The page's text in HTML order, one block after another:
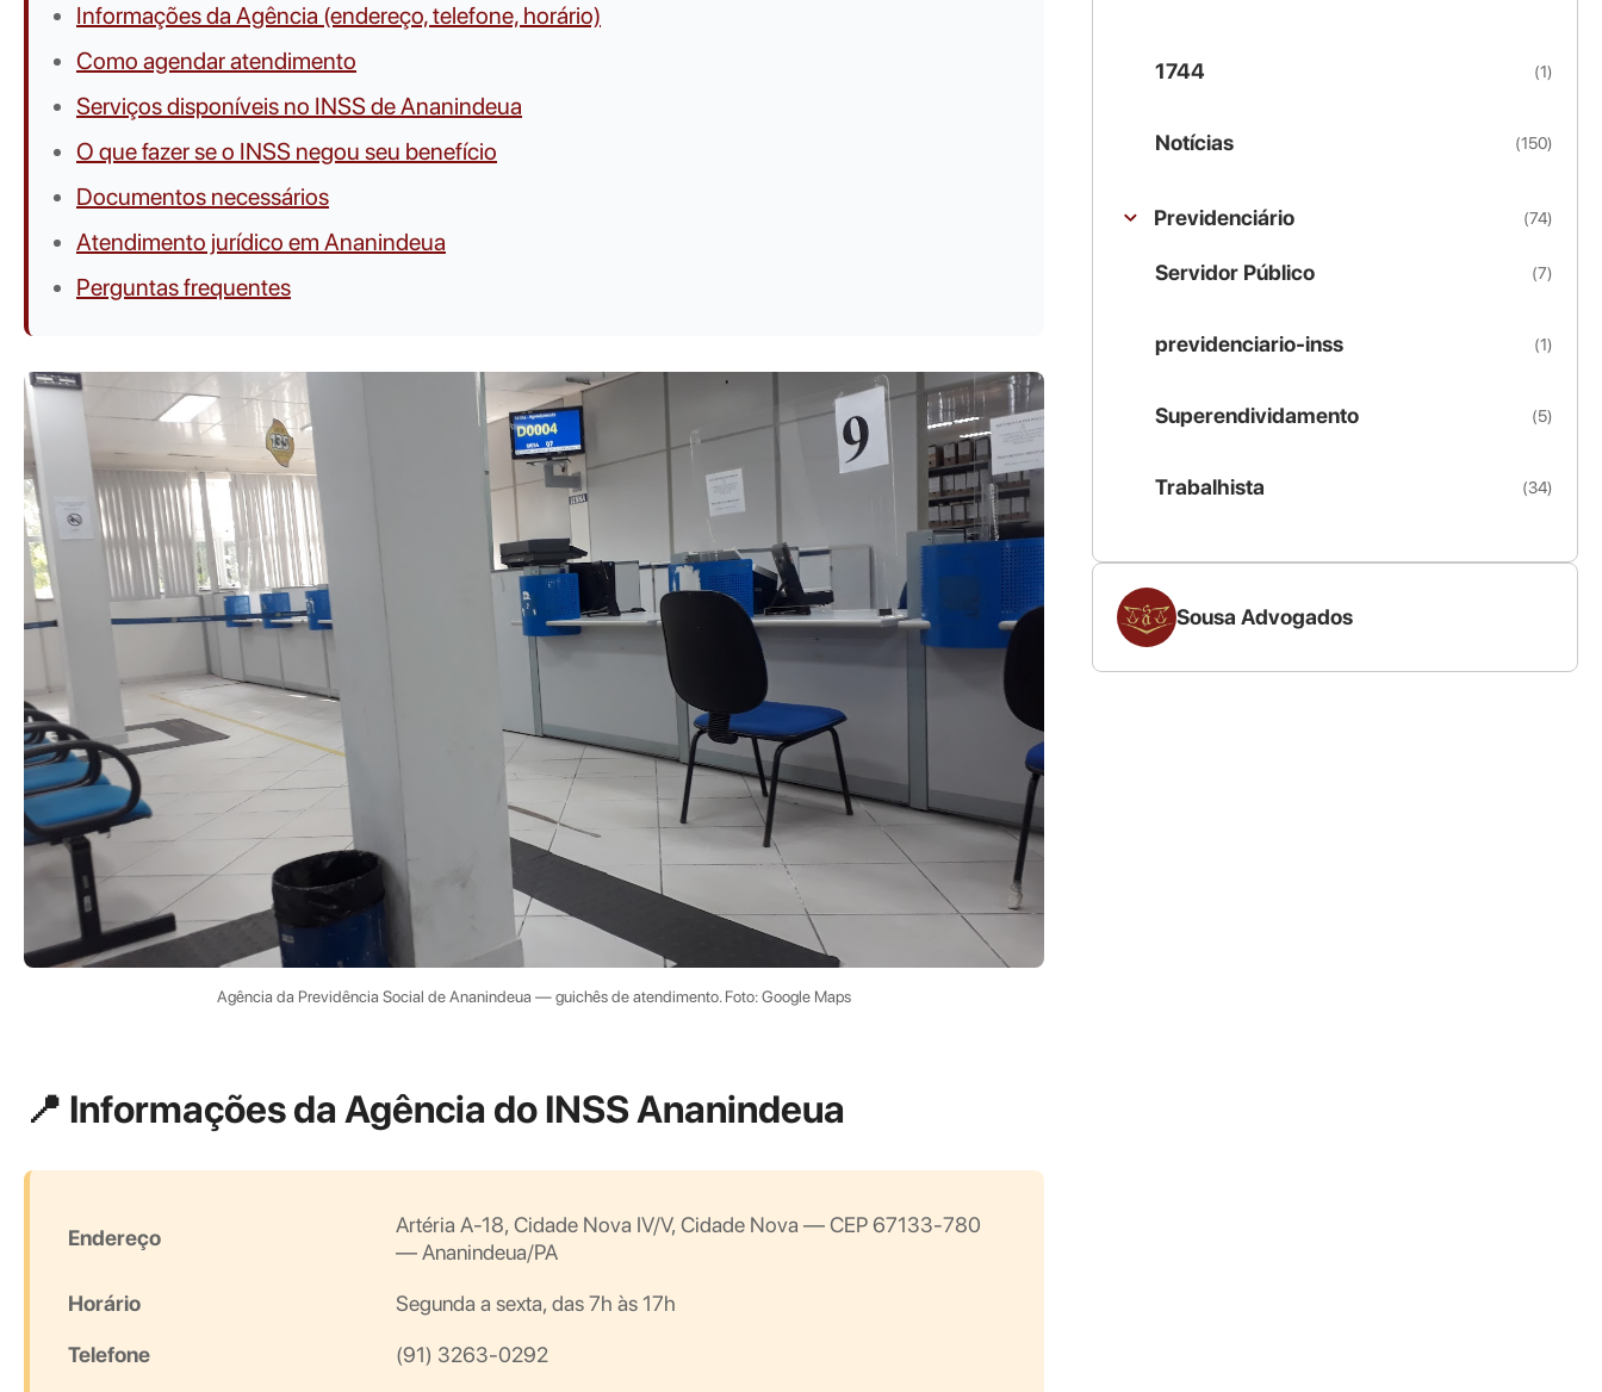
Informações da Agência (endereço, telefone, horário)
Como agendar atendimento
Serviços disponíveis no INSS de Ananindeua
O que fazer se o INSS negou seu benefício
Documentos necessários
Atendimento jurídico em Ananindeua
Perguntas frequentes
Agência da Previdência Social de Ananindeua — guichês de atendimento. Foto: Google Maps
📍 Informações da Agência do INSS Ananindeua
Endereço
Artéria A-18, Cidade Nova IV/V, Cidade Nova — CEP 67133-780
— Ananindeua/PA
Horário Segunda a sexta, das 7h às 17h
Telefone (91) 3263-0292
1744 (1)
Notícias (150)
Previdenciário (74)
Servidor Público (7)
previdenciario-inss (1)
Superendividamento (5)
Trabalhista (34)
Sousa Advogados